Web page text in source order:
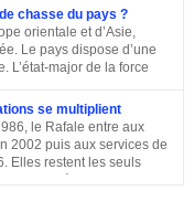
force aérienne.
chasse du pays ?
orientale et d’Asie,
Le pays dispose d’une
L’état-major de la force
Parmi les
l’une des plus
de l’air ukrainienne
43 000 personnes et
commandements
se multiplient
le Rafale entre aux
2002 puis aux services de
Elles restent les seuls